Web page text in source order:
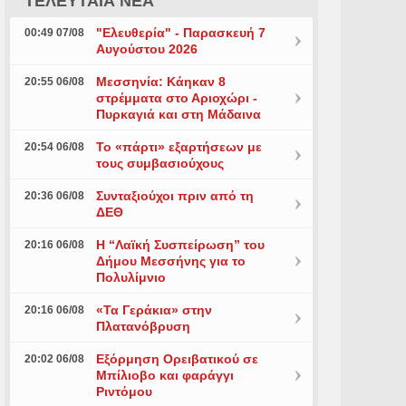
00:49 07/08
"Ελευθερία" - Παρασκευή 7
Αυγούστου 2026
20:55 06/08
Μεσσηνία: Κάηκαν 8
στρέμματα στο Αριοχώρι -
Πυρκαγιά και στη Μάδαινα
20:54 06/08
Το «πάρτι» εξαρτήσεων με
τους συμβασιούχους
20:36 06/08
Συνταξιούχοι πριν από τη
ΔΕΘ
20:16 06/08
Η “Λαϊκή Συσπείρωση” του
Δήμου Μεσσήνης για το
Πολυλίμνιο
20:16 06/08
«Τα Γεράκια» στην
Πλατανόβρυση
20:02 06/08
Εξόρμηση Ορειβατικού σε
Μπίλιοβο και φαράγγι
Ριντόμου